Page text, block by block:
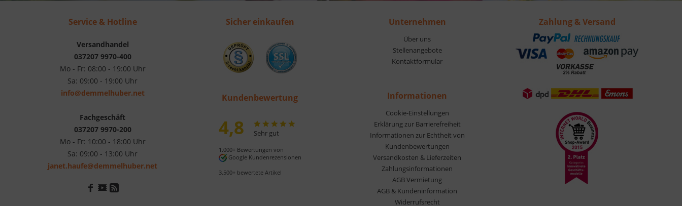
Service & Hotline
Versandhandel
037207 9970-400
Mo - Fr: 08:00 - 19:00 Uhr
Sa: 09:00 - 19:00 Uhr
info@demmelhuber.net
Fachgeschäft
037207 9970-200
Mo - Fr: 10:00 - 18:00 Uhr
Sa: 09:00 - 13:00 Uhr
janet.haufe@demmelhuber.net
Sicher einkaufen
Kundenbewertung
4,8 Sehr gut
1.000+ Bewertungen von
Google Kundenrezensionen
3.500+ bewertete Artikel
Unternehmen
Über uns
Stellenangebote
Kontaktformular
Informationen
Cookie-Einstellungen
Erklärung zur Barrierefreiheit
Informationen zur Echtheit von
Kundenbewertungen
Versandkosten & Lieferzeiten
Zahlungsinformationen
AGB Vermietung
AGB & Kundeninformation
Widerrufsrecht
Zahlung & Versand